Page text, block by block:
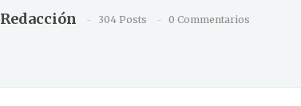
Redacción 304 Posts 0 Commentarios